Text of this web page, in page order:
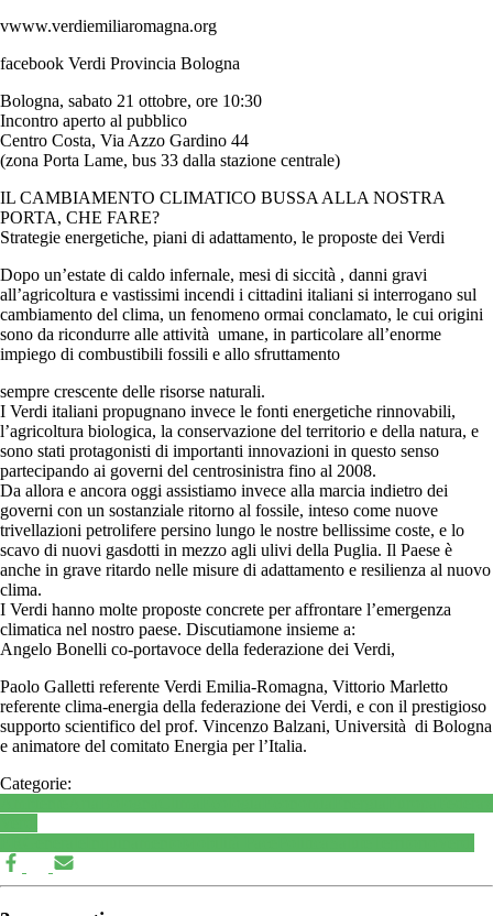
vwww.verdiemiliaromagna.org
facebook Verdi Provincia Bologna
Bologna, sabato 21 ottobre, ore 10:30
Incontro aperto al pubblico
Centro Costa, Via Azzo Gardino 44
(zona Porta Lame, bus 33 dalla stazione centrale)
IL CAMBIAMENTO CLIMATICO BUSSA ALLA NOSTRA
PORTA, CHE FARE?
Strategie energetiche, piani di adattamento, le proposte dei Verdi
Dopo un’estate di caldo infernale, mesi di siccità , danni gravi
all’agricoltura e vastissimi incendi i cittadini italiani si interrogano sul
cambiamento del clima, un fenomeno ormai conclamato, le cui origini
sono da ricondurre alle attività umane, in particolare all’enorme
impiego di combustibili fossili e allo sfruttamento
sempre crescente delle risorse naturali.
I Verdi italiani propugnano invece le fonti energetiche rinnovabili,
l’agricoltura biologica, la conservazione del territorio e della natura, e
sono stati protagonisti di importanti innovazioni in questo senso
partecipando ai governi del centrosinistra fino al 2008.
Da allora e ancora oggi assistiamo invece alla marcia indietro dei
governi con un sostanziale ritorno al fossile, inteso come nuove
trivellazioni petrolifere persino lungo le nostre bellissime coste, e lo
scavo di nuovi gasdotti in mezzo agli ulivi della Puglia. Il Paese è
anche in grave ritardo nelle misure di adattamento e resilienza al nuovo
clima.
I Verdi hanno molte proposte concrete per affrontare l’emergenza
climatica nel nostro paese. Discutiamone insieme a:
Angelo Bonelli co-portavoce della federazione dei Verdi,
Paolo Galletti referente Verdi Emilia-Romagna, Vittorio Marletto
referente clima-energia della federazione dei Verdi, e con il prestigioso
supporto scientifico del prof. Vincenzo Balzani, Università di Bologna
e animatore del comitato Energia per l’Italia.
Categorie: